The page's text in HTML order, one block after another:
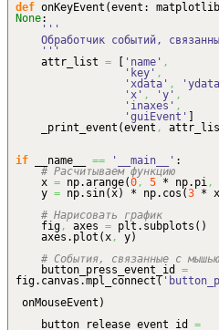
def onKeyEvent (event:
None:
'''
Обработчик событий,
'''
attr_list = 'name' ,
'key' ,
'xdata' ,
'x' , 'y' ,
'inaxes' ,
'guiEvent'
_print_event (event ,
if __name__ == '__main__' :
# Расчитываем функцию
x = np.arange(0, 5 * np. pi,
y = np. sin(x) * np. cos (3 * x
# Нарисовать график
fig, axes = plt. subplots ( )
axes. plot (x, y)
# События, связанные с мышью
button_press_event_id =
fig. canvas .mpl_connect (
onMouseEvent )
button_release_event_id =